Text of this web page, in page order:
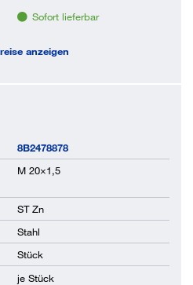
Sofort lieferbar
anzeigen
8B2478878
M 20×1,5
ST Zn
Stahl
Stück
je Stück